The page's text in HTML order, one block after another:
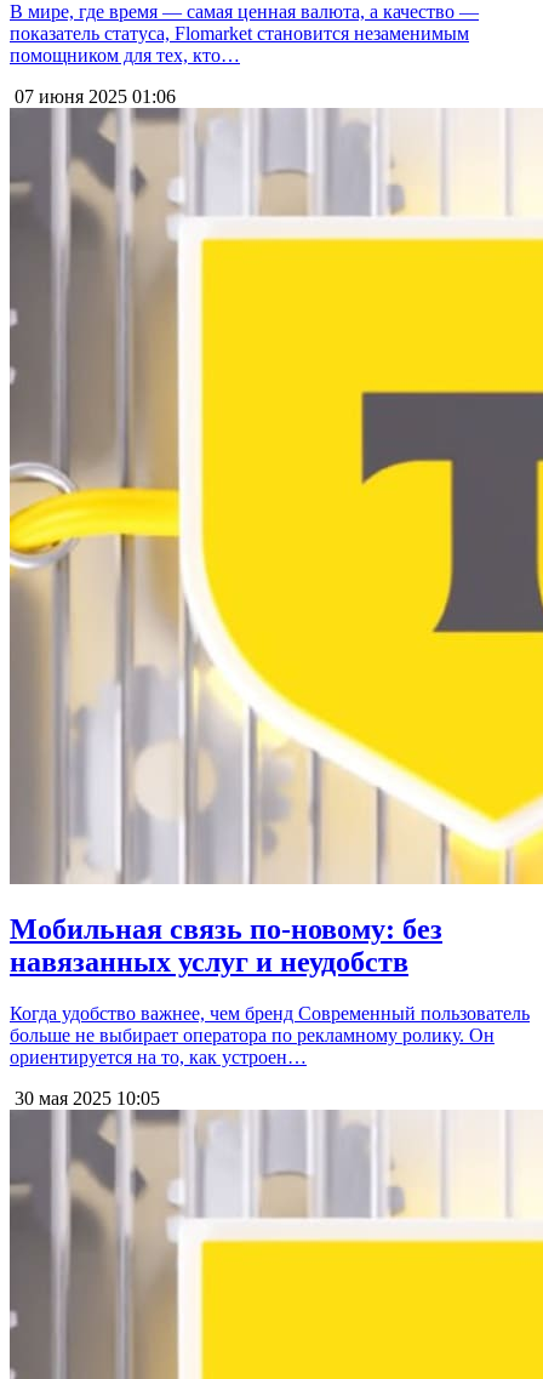
В мире, где время — самая ценная валюта, а качество —
показатель статуса, Flomarket становится незаменимым
помощником для тех, кто…
07 июня 2025 01:06
Мобильная связь по-новому: без
навязанных услуг и неудобств
Когда удобство важнее, чем бренд Современный пользователь
больше не выбирает оператора по рекламному ролику. Он
ориентируется на то, как устроен…
30 мая 2025 10:05